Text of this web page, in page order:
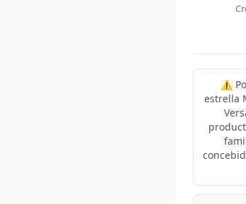
⚠️
estrella